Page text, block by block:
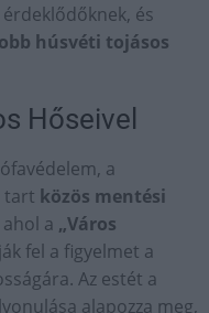
és
húsvéti tojásos
Hőseivel
a
tart közös mentési
ahol a „Város
fel a figyelmet a
Az estét a
alapozza meg,